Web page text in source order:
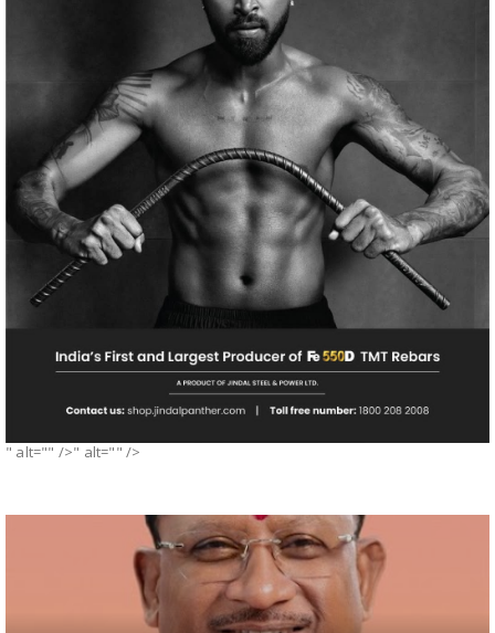
" alt="" />" alt="" />